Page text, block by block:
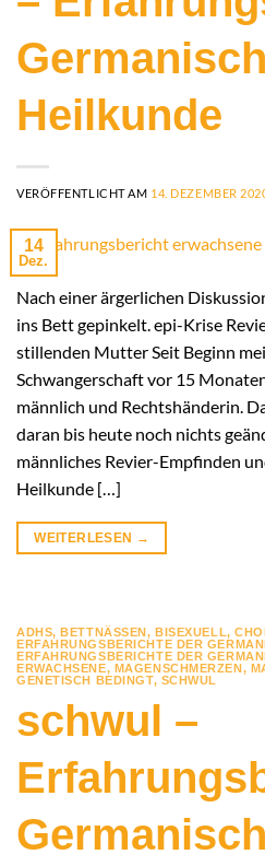
Heilkunde
VERÖFFENTLICHT AM 14. DEZEMBER
14
Dez.
Nach einer ärgerlichen
ins Bett gepinkelt. epi-Krise
stillenden Mutter Seit Beginn
Schwangerschaft vor 15
männlich und Rechtshänderin.
daran bis heute noch nichts
männliches Revier-Empfinden
Heilkunde […]
WEITERLESEN →
ADHS,BETTNÄSSEN,BISEXUELL,
ERFAHRUNGSBERICHTE DER
ERFAHRUNGSBERICHTE DER
ERWACHSENE, MAGENSCHMERZEN,
GENETISCH BEDINGT, SCHWUL
schwul –